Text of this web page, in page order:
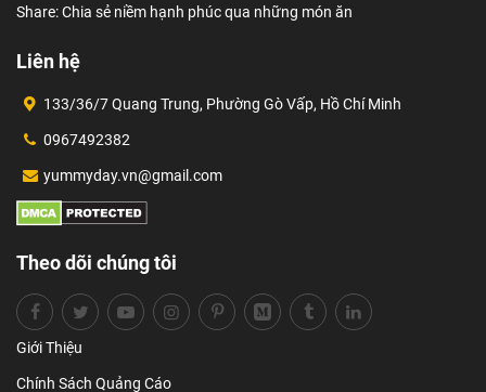
Share: Chia sẻ niềm hạnh phúc qua những món ăn
Liên hệ
133/36/7 Quang Trung, Phường Gò Vấp, Hồ Chí Minh
0967492382
yummyday.vn@gmail.com
Theo dõi chúng tôi
Giới Thiệu
Chính Sách Quảng Cáo